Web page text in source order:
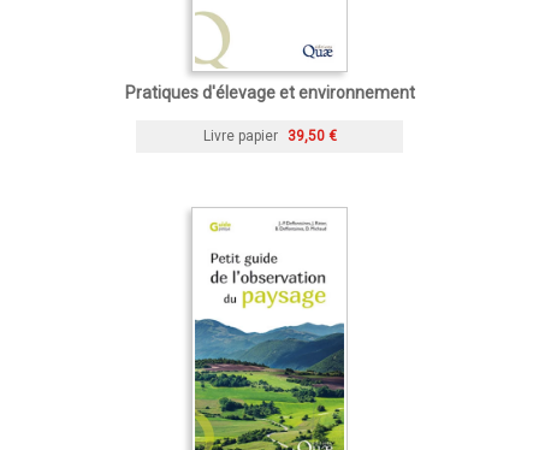
Pratiques d'élevage et environnement
Livre papier 39,50 €